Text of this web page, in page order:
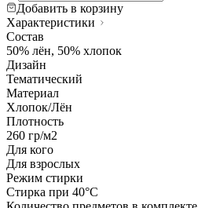
Добавить в корзину
Характеристики
Состав
50% лён, 50% хлопок
Дизайн
Тематический
Материал
Хлопок/Лён
Плотность
260 гр/м2
Для кого
Для взрослых
Режим стирки
Стирка при 40°С